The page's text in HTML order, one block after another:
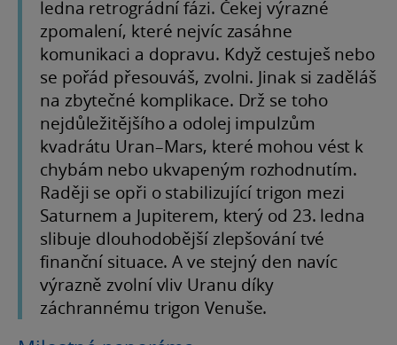
ledna retrográdní fázi. Čekej výrazné
zpomalení, které nejvíc zasáhne
komunikaci a dopravu. Když cestuješ nebo
se pořád přesouváš, zvolni. Jinak si zaděláš
na zbytečné komplikace. Drž se toho
nejdůležitějšího a odolej impulzům
kvadrátu Uran–Mars, které mohou vést k
chybám nebo ukvapeným rozhodnutím.
Raději se opři o stabilizující trigon mezi
Saturnem a Jupiterem, který od 23. ledna
slibuje dlouhodobější zlepšování tvé
finanční situace. A ve stejný den navíc
výrazně zvolní vliv Uranu díky
záchrannému trigon Venuše.